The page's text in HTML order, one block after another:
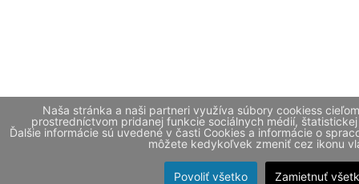
Naša stránka a naši partneri využíva súbory cookiess
prostredníctvom pridanej funkcie sociálnych médií,
Ďalšie informácie sú uvedené v časti Cookies a informácie o
môžete kedykoľvek zmeniť cez ikonu
Povoliť všetko Zamietnuť